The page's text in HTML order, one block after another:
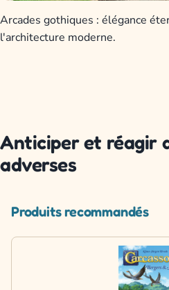
Arcades gothiques : élégance
l'architecture moderne.
Anticiper et réagir
adverses
Produits recommandés